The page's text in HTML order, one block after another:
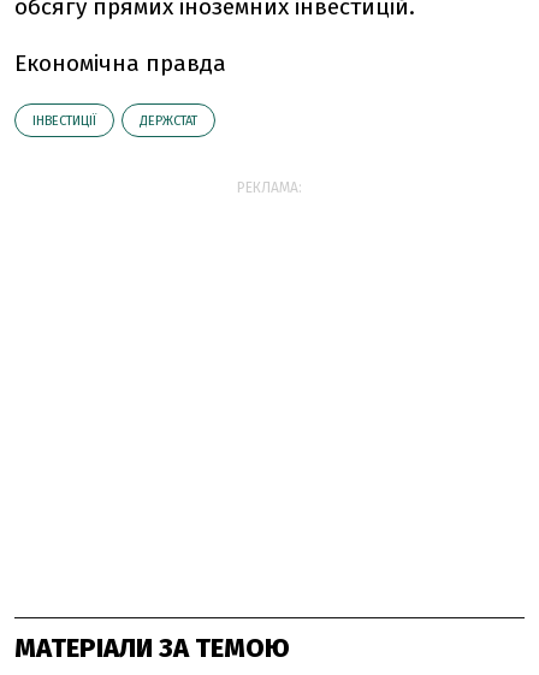
обсягу прямих іноземних інвестицій.
Економічна правда
ІНВЕСТИЦІЇ ДЕРЖСТАТ
РЕКЛАМА:
МАТЕРІАЛИ ЗА ТЕМОЮ